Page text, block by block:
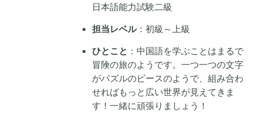
日本語能力試験二級
担当レベル：初級～上級
ひとこと ：中国語を学ぶことはまるで
冒険の旅のようです。一つ一つの文字
がパズルのピースのようで、組み合わ
せればもっと広い世界が見えてきま
す！一緒に頑張りましょう！